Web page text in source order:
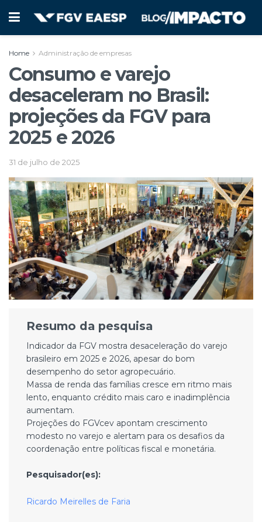
Home Administração de empresas
Consumo e varejo
desaceleram no Brasil:
projeções da FGV para
2025 e 2026
31 de julho de 2025
Resumo da pesquisa
Indicador da FGV mostra desaceleração do varejo
brasileiro em 2025 e 2026, apesar do bom
desempenho do setor agropecuário.
Massa de renda das famílias cresce em ritmo mais
lento, enquanto crédito mais caro e inadimplência
aumentam.
Projeções do FGVcev apontam crescimento
modesto no varejo e alertam para os desafios da
coordenação entre políticas fiscal e monetária.
Pesquisador(es):
Ricardo Meirelles de Faria